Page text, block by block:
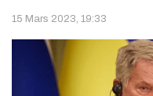
15 Mars 2023, 19:33